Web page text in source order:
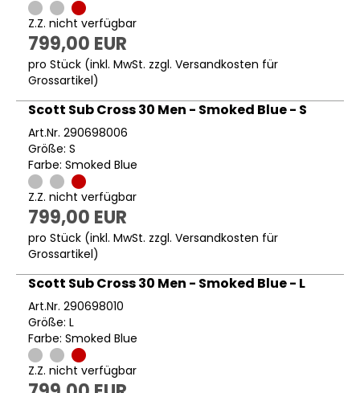
Z.Z. nicht verfügbar
799,00 EUR
pro Stück (inkl. MwSt. zzgl. Versandkosten für
Grossartikel)
Scott Sub Cross 30 Men - Smoked Blue - S
Art.Nr. 290698006
Größe: S
Farbe: Smoked Blue
Z.Z. nicht verfügbar
799,00 EUR
pro Stück (inkl. MwSt. zzgl. Versandkosten für
Grossartikel)
Scott Sub Cross 30 Men - Smoked Blue - L
Art.Nr. 290698010
Größe: L
Farbe: Smoked Blue
Z.Z. nicht verfügbar